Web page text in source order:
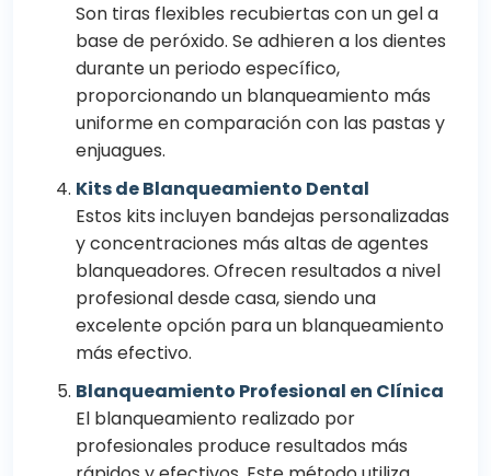
Son tiras flexibles recubiertas con un gel a
base de peróxido. Se adhieren a los dientes
durante un periodo específico,
proporcionando un blanqueamiento más
uniforme en comparación con las pastas y
enjuagues.
Kits de Blanqueamiento Dental
Estos kits incluyen bandejas personalizadas
y concentraciones más altas de agentes
blanqueadores. Ofrecen resultados a nivel
profesional desde casa, siendo una
excelente opción para un blanqueamiento
más efectivo.
Blanqueamiento Profesional en Clínica
El blanqueamiento realizado por
profesionales produce resultados más